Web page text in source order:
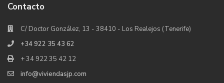
Contacto
C/ Doctor González, 13 - 38410 - Los Realejos (Tenerife)
+34 922 35 43 62
+ 34 922 35 42 12
info@viviendasjp.com